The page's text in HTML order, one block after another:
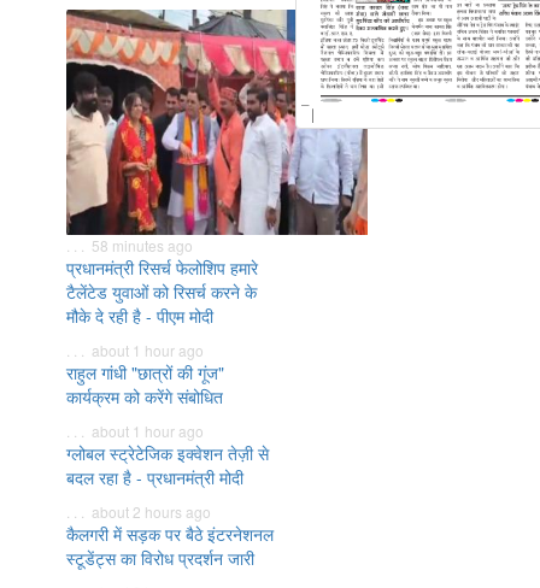
. . . 58 minutes ago
प्रधानमंत्री रिसर्च फेलोशिप हमारे
टैलेंटेड युवाओं को रिसर्च करने के
मौके दे रही है - पीएम मोदी
. . . about 1 hour ago
राहुल गांधी "छात्रों की गूंज"
कार्यक्रम को करेंगे संबोधित
. . . about 1 hour ago
ग्लोबल स्ट्रेटेजिक इक्वेशन तेज़ी से
बदल रहा है - प्रधानमंत्री मोदी
. . . about 2 hours ago
कैलगरी में सड़क पर बैठे इंटरनेशनल
स्टूडेंट्स का विरोध प्रदर्शन जारी